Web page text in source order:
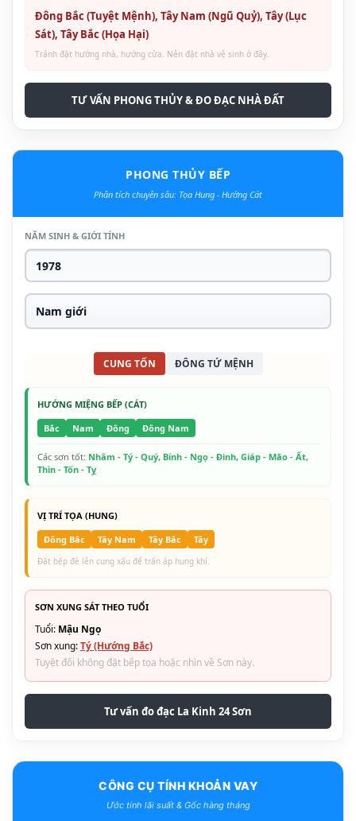
Đông Bắc (Tuyệt Mệnh), Tây Nam (Ngũ Quỷ), Tây (Lục
Sát), Tây Bắc (Họa Hại)
Tránh đặt hướng nhà, hướng cửa. Nên đặt nhà vệ sinh ở đây.
TƯ VẤN PHONG THỦY & ĐO ĐẠC NHÀ ĐẤT
PHONG THỦY BẾP
Phân tích chuyên sâu: Tọa Hung - Hướng Cát
NĂM SINH & GIỚI TÍNH
CUNG TỐN ĐÔNG TỨ MỆNH
HƯỚNG MIỆNG BẾP (CÁT)
Bắc
Nam Đông Đông Nam
Các sơn tốt: Nhâm - Tý - Quý, Bính - Ngọ - Đinh, Giáp - Mão - Ất,
Thìn - Tốn - Tỵ
VỊ TRÍ TỌA (HUNG)
Đông Bắc
Tây Nam Tây Bắc Tây
Đặt bếp đè lên cung xấu để trấn áp hung khí.
SƠN XUNG SÁT THEO TUỔI
Tuổi: Mậu Ngọ
Sơn xung:Tý (Hướng Bắc)
Tuyệt đối không đặt bếp tọa hoặc nhìn về Sơn này.
Tư vấn đo đạc La Kinh 24 Sơn
CÔNG CỤ TÍNH KHOẢN VAY
Ước tính lãi suất & Gốc hàng tháng